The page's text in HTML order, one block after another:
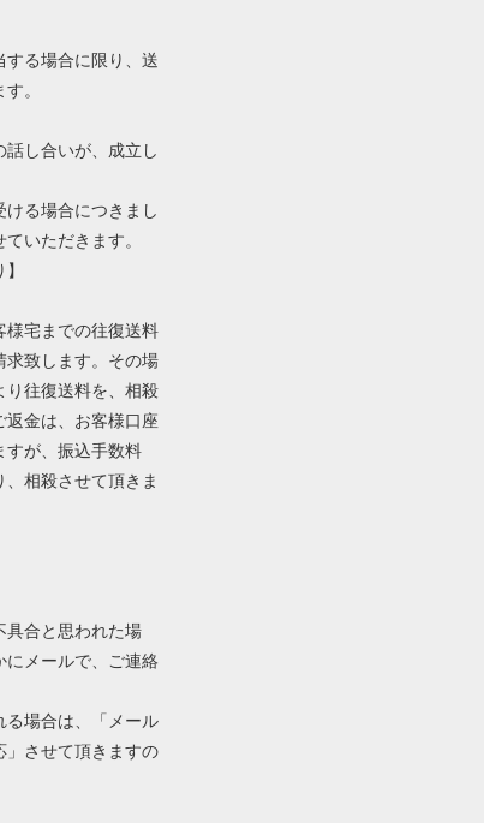
る場合に限り、送
。
し合いが、成立し
る場合につきまし
いただきます。
様宅までの往復送料
求致します。その場
り往復送料を、相殺
返金は、お客様口座
すが、振込手数料
相殺させて頂きま
合と思われた場
にメールで、ご連絡
る場合は、「メール
」させて頂きますの